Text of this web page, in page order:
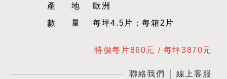
產地歐洲
數量每坪4.5片；每箱2片
特價每片860元 / 每坪3870元
聯絡我們 線上客服